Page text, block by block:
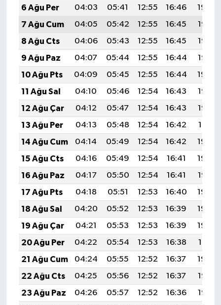
6 Ağu Per
04:03 05:41 12:55 16:46
19:59
7 Ağu Cum
04:05 05:42 12:55 16:45
19:58
8 Ağu Cts
04:06 05:43 12:55 16:45
19:57
9 Ağu Paz
04:07 05:44 12:55 16:44
19:56
10 Ağu Pts
04:09 05:45 12:55 16:44
19:54
11 Ağu Sal
04:10 05:46 12:54 16:43
19:53
12 Ağu Çar
04:12 05:47 12:54 16:43
19:52
13 Ağu Per
04:13 05:48 12:54 16:42
19:51
14 Ağu Cum
04:14 05:49 12:54 16:42
19:49
15 Ağu Cts
04:16 05:49 12:54 16:41
19:48
16 Ağu Paz
04:17 05:50 12:54 16:41
19:47
17 Ağu Pts
04:18 05:51 12:53 16:40
19:45
18 Ağu Sal
04:20 05:52 12:53 16:39
19:44
19 Ağu Çar
04:21 05:53 12:53 16:39
19:43
20 Ağu Per
04:22 05:54 12:53 16:38
19:41
21 Ağu Cum
04:24 05:55 12:52 16:37
19:40
22 Ağu Cts
04:25 05:56 12:52 16:37
19:38
23 Ağu Paz
04:26 05:57 12:52 16:36
19:37